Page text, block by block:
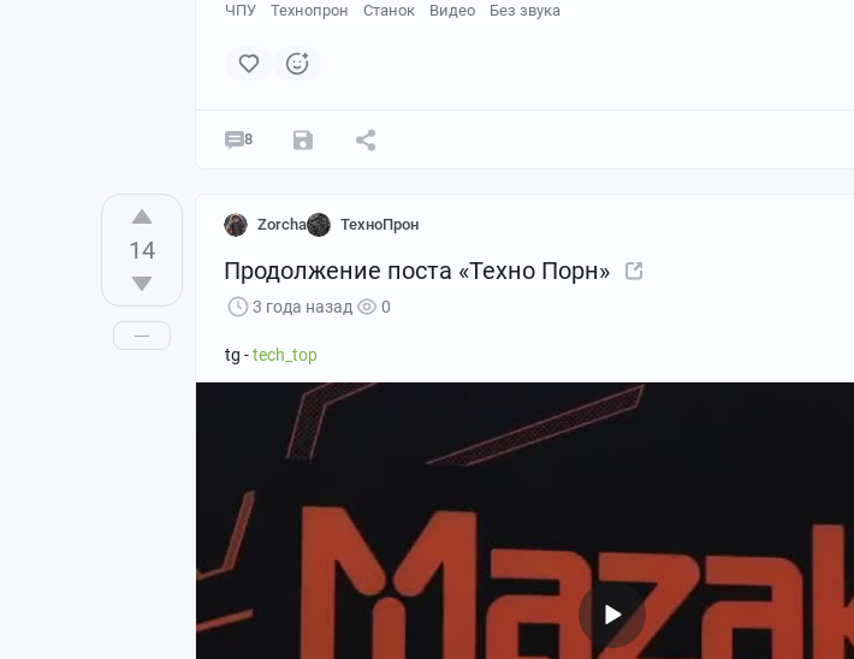
ЧПУ Технопрон Станок Видео Без звука
8
14
Zorcha ТехноПрон
Продолжение поста «Техно Порн»
3 года назад 0
tg -tech_top